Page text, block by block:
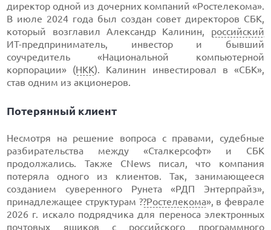
директор одной из дочерних компаний «Ростелекома».
В июле 2024 года был создан совет директоров СБК,
который возглавил Александр Калинин, российский
ИТ-предприниматель, инвестор и бывший
соучредитель «Национальной компьютерной
корпорации» (НКК). Калинин инвестировал в «СБК»,
став одним из акционеров.
Потерянный клиент
Несмотря на решение вопроса с правами, судебные
разбирательства между «Сталкерсофт» и СБК
продолжались. Также CNews писал, что компания
потеряла одного из клиентов. Так, занимающееся
созданием суверенного Рунета «РДП Энтерпрайз»,
принадлежащее структурам ??Ростелекома», в феврале
2026 г. искало подрядчика для переноса электронных
почтовых ящиков с российского программного